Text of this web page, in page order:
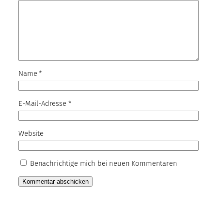
Name*
E-Mail-Adresse *
Website
Benachrichtige mich bei neuen Kommentaren